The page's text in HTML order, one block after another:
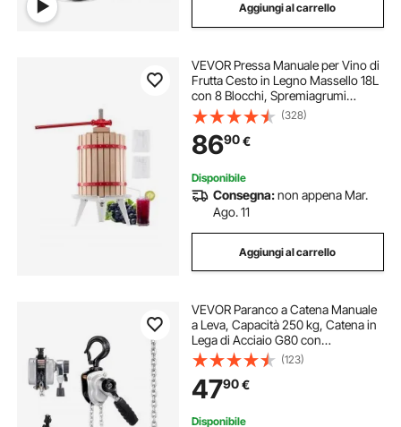
Aggiungi al carrello
VEVOR Pressa Manuale per Vino di
Frutta Cesto in Legno Massello 18L
con 8 Blocchi, Spremiagrumi
Manuale per Bevande Alcoliche
Pressa per Sidro, Mela, Uva,
Tintura, Miele, Olio d'Oliva Cucina,
Casa
(328)
8690€
Disponibile
Consegna:non appena Mar.
Ago. 11
Aggiungi al carrello
VEVOR Paranco a Catena Manuale
a Leva, Capacità 250 kg, Catena in
Lega di Acciaio G80 con
Sollevamento di 1,5 m e Freno
Meccanico a Doppio Nottolino,
Ganci Rotanti, per Magazzino
Garage
(123)
4790€
Disponibile